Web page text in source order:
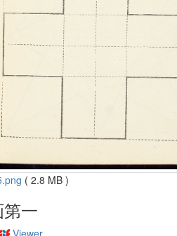
( 2.8 MB )
一